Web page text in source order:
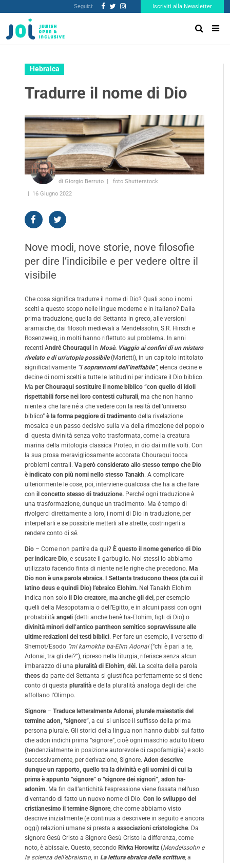
Seguici: Iscriviti alla Newsletter
Hebraica
Tradurre il nome di Dio
di Giorgio Berruto
foto Shutterstock
16 Giugno 2022
Nove modi, nove storie, nove filosofie
per dire l’indicibile e per vedere oltre il
visibile
Che cosa significa tradurre il nome di Dio? Quali sono i nomi
scelti a questo scopo nelle lingue moderne e in italiano? Dalla
prima traduzione, quella dei Settanta in greco, alle versioni
aramaiche, dai filosofi medievali a Mendelssohn, S.R. Hirsch e
Rosenzweig, in molti hanno riflettuto sul problema. In anni
recenti André Chouraqui in Mosè. Viaggio ai confini di un mistero
rivelato e di un’utopia possibile(Marietti), in un capitolo intitolato
significativamente “I soprannomi dell’ineffabile”, elenca decine e
decine di nomi scelti a tutte le latitudini per indicare il Dio biblico.
Ma per Chouraqui sostituire il nome biblico “con quello di idoli
rispettabili forse nei loro contesti culturali, ma che non hanno
niente a che fare né a che vedere con la realtà dell’universo
biblico” è la forma peggiore di tradimento della rivelazione
mosaica e un passo decisivo sulla via della rimozione del popolo
di questa divinità senza volto trasformata, come la creatura
marina della mitologia classica Proteo, in dio dai mille volti. Con
la sua prosa meravigliosamente accorata Chouraqui tocca
problemi centrali. Va però considerato allo stesso tempo che Dio
è indicato con più nomi nello stesso Tanakh. A complicare
ulteriormente le cose, poi, interviene qualcosa che ha a che fare
con il concetto stesso di traduzione. Perché ogni traduzione è
una trasformazione, dunque un tradimento. Ma è tempo di
rivolgerci direttamente a loro, i nomi di Dio in traduzione, per
interpellarli e se possibile metterli alle strette, costringerli a
rendere conto di sé.
Dio – Come non partire da qui? È questo il nome generico di Dio
per indicare Dio, e scusate il garbuglio. Noi stessi lo abbiamo
utilizzato facendo finta di niente nelle righe che precedono. Ma
Dio non è una parola ebraica. I Settanta traducono theos (da cui il
latino deus e quindi Dio) l’ebraico Elohim. Nel Tanakh Elohim
indica non solo il Dio creatore, ma anche gli dei, per esempio
quelli della Mesopotamia o dell’Egitto, e in alcuni passi con ogni
probabilità angeli (detti anche benè ha-Elohim, figli di Dio) o
divinità minori dell’antico pantheon semitico sopravvissute alle
ultime redazioni dei testi biblici. Per fare un esempio, il versetto di
Shemot/Esodo “mi kamokha ba-Elim Adonai(“chi è pari a te,
Adonai, tra gli dei?”), ripreso nella liturgia, riferisce senza alcun
imbarazzo di una pluralità di Elohim, dèi. La scelta della parola
theos da parte dei Settanta si giustifica perfettamente se si tiene
conto di questa pluralità e della pluralità analoga degli dei che
affollano l’Olimpo.
Signore– Traduce letteralmente Adonai, plurale maiestatis del
termine adon, “signore”, a cui si unisce il suffisso della prima
persona plurale. Gli storici della lingua non hanno dubbi sul fatto
che adon indichi prima “signore”, cioè ogni maschio adulto libero
(tendenzialmente in posizione autorevole di capofamiglia) e solo
successivamente, per derivazione, Signore. Adon descrive
dunque un rapporto, quello tra la divinità e gli uomini di cui la
prima è appunto “signore” o “signore dei signori”, adon ha-
adonim. Ma fin dall’antichità l’espressione viene fissata nell’uso
diventando di fatto un nuovo nome di Dio. Con lo sviluppo del
cristianesimo il termine Signore, che come abbiamo visto
descrive inizialmente (e continua a descrivere in seguito e ancora
oggi) relazioni umane si presta a associazioni cristologiche. Da
signore Gesù Cristo a Signore Gesù Cristo la differenza, come
noto, è abissale. Questo, secondo Rivka Horowitz (Mendelssohn e
la scienza dell’ebraismo, in La lettura ebraica delle scritture, a